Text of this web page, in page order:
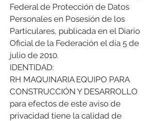
Federal de Protección de Datos
Personales en Posesión de los
Particulares, publicada en el Diario
Oficial de la Federación el día 5 de
julio de 2010.
IDENTIDAD:
RH MAQUINARIA EQUIPO PARA
CONSTRUCCIÓN Y DESARROLLO
para efectos de este aviso de
privacidad tiene la calidad de